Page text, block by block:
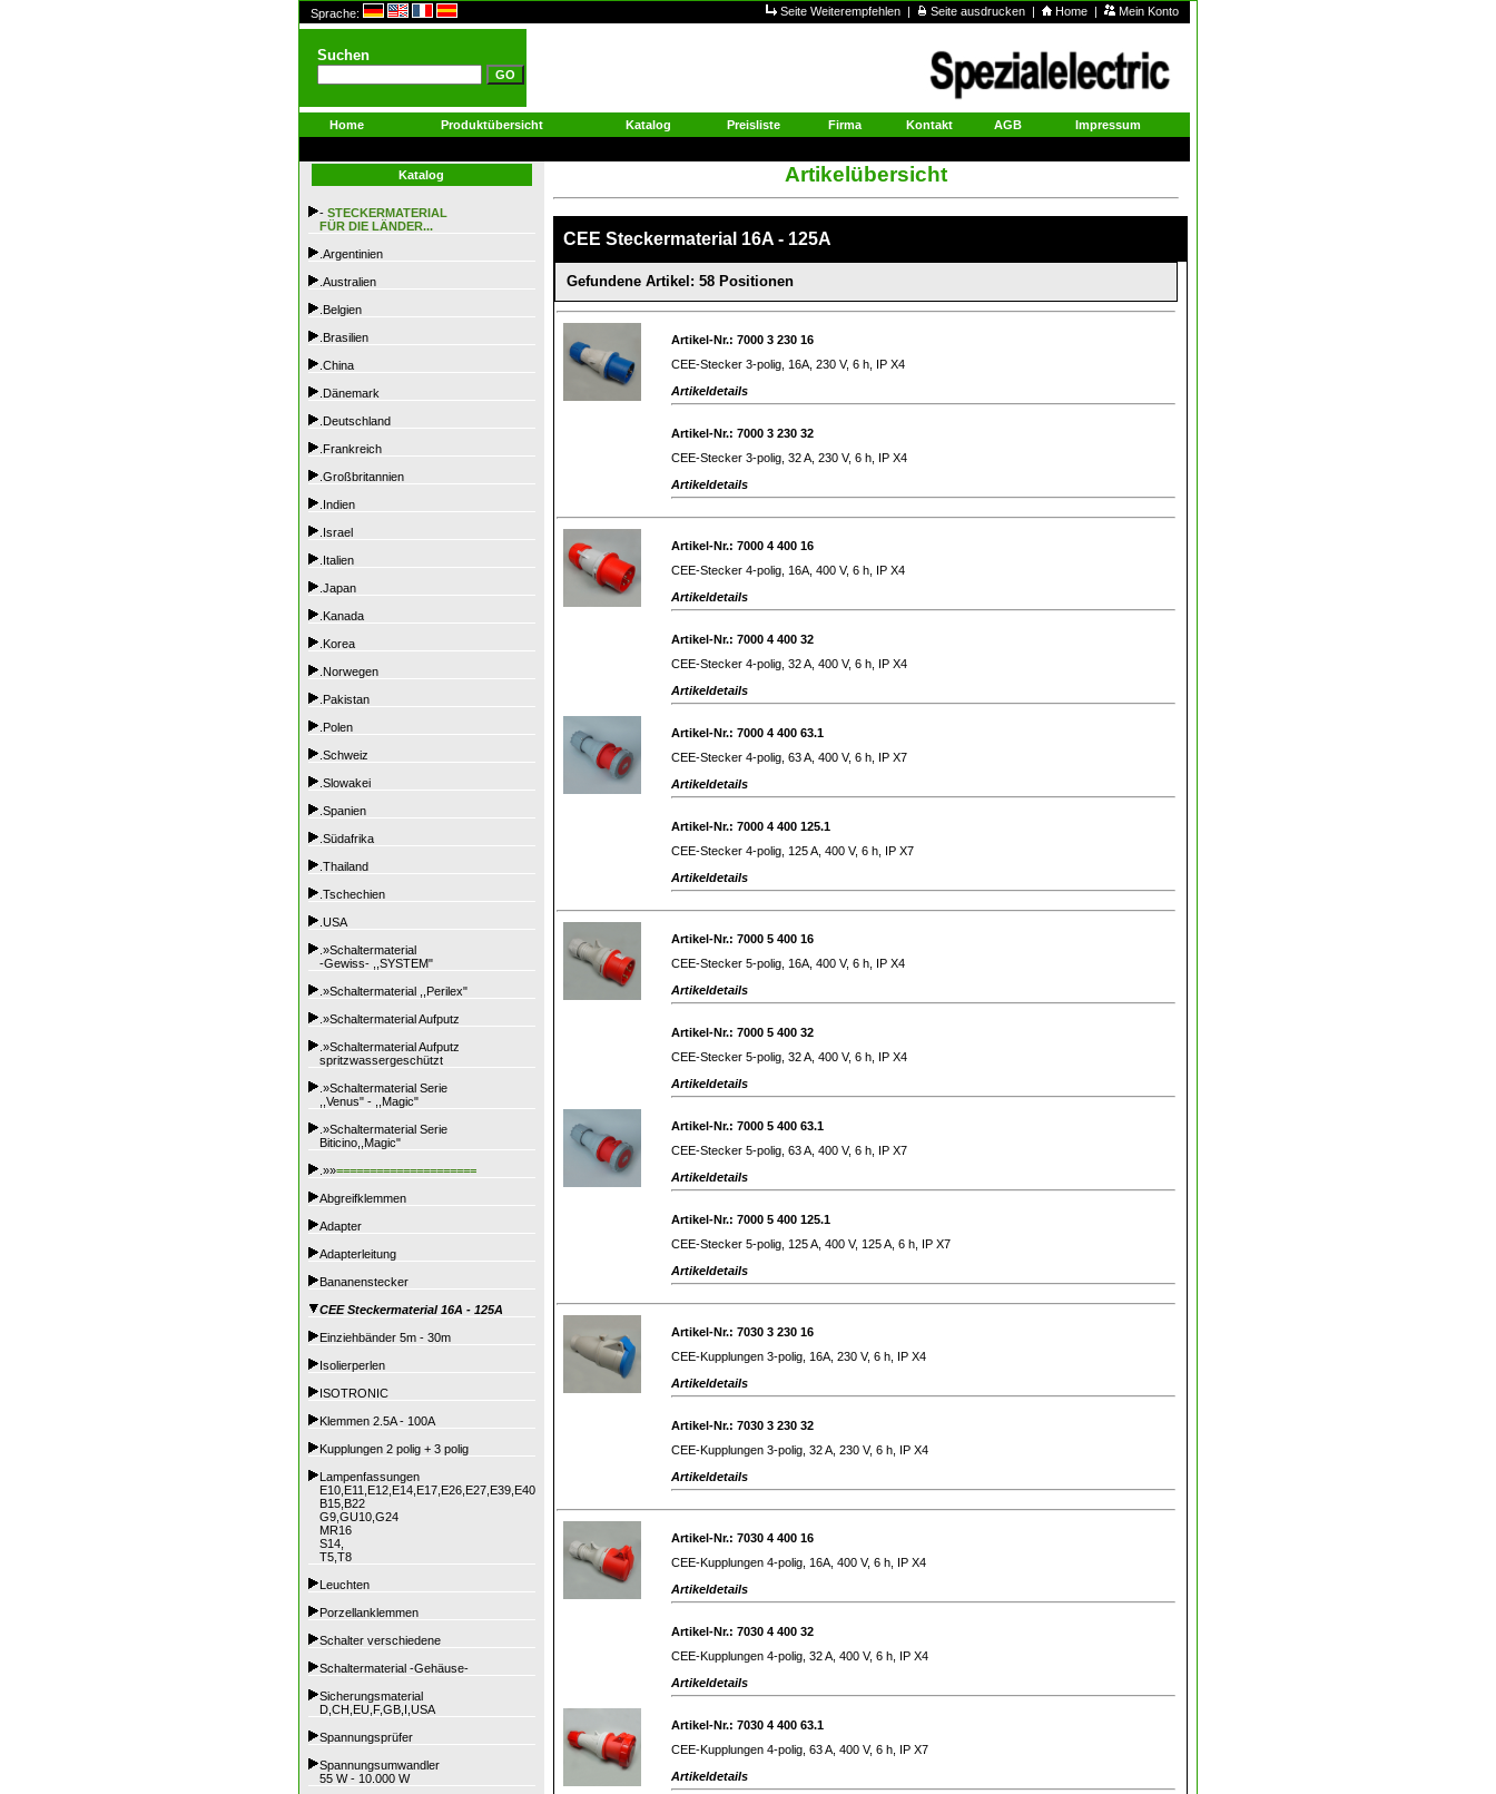
Sprache: Seite Weiterempfehlen | Seite ausdrucken | Home | Mein Konto
Suchen
Home Produktübersicht Katalog Preisliste Firma Kontakt AGB Impressum
Katalog
- STECKERMATERIAL
FÜR DIE LÄNDER...
.Argentinien
.Australien
.Belgien
.Brasilien
.China
.Dänemark
.Deutschland
.Frankreich
.Großbritannien
.Indien
.Israel
.Italien
.Japan
.Kanada
.Korea
.Norwegen
.Pakistan
.Polen
.Schweiz
.Slowakei
.Spanien
.Südafrika
.Thailand
.Tschechien
.USA
.»Schaltermaterial
-Gewiss- ,,SYSTEM"
.»Schaltermaterial ,,Perilex"
.»Schaltermaterial Aufputz
.»Schaltermaterial Aufputz
spritzwassergeschützt
.»Schaltermaterial Serie
,,Venus" - ,,Magic"
.»Schaltermaterial Serie
Biticino,,Magic"
.»»=====================
Abgreifklemmen
Adapter
Adapterleitung
Bananenstecker
CEE Steckermaterial 16A - 125A
Einziehbänder 5m - 30m
Isolierperlen
ISOTRONIC
Klemmen 2.5A - 100A
Kupplungen 2 polig + 3 polig
Lampenfassungen
E10,E11,E12,E14,E17,E26,E27,E39,E40
B15,B22
G9,GU10,G24
MR16
S14,
T5,T8
Leuchten
Porzellanklemmen
Schalter verschiedene
Schaltermaterial -Gehäuse-
Sicherungsmaterial
D,CH,EU,F,GB,I,USA
Spannungsprüfer
Spannungsumwandler
55 W - 10.000 W
Artikelübersicht
CEE Steckermaterial 16A - 125A
Gefundene Artikel: 58 Positionen
Artikel-Nr.: 7000 3 230 16
CEE-Stecker 3-polig, 16A, 230 V, 6 h, IP X4
Artikeldetails
Artikel-Nr.: 7000 3 230 32
CEE-Stecker 3-polig, 32 A, 230 V, 6 h, IP X4
Artikeldetails
Artikel-Nr.: 7000 4 400 16
CEE-Stecker 4-polig, 16A, 400 V, 6 h, IP X4
Artikeldetails
Artikel-Nr.: 7000 4 400 32
CEE-Stecker 4-polig, 32 A, 400 V, 6 h, IP X4
Artikeldetails
Artikel-Nr.: 7000 4 400 63.1
CEE-Stecker 4-polig, 63 A, 400 V, 6 h, IP X7
Artikeldetails
Artikel-Nr.: 7000 4 400 125.1
CEE-Stecker 4-polig, 125 A, 400 V, 6 h, IP X7
Artikeldetails
Artikel-Nr.: 7000 5 400 16
CEE-Stecker 5-polig, 16A, 400 V, 6 h, IP X4
Artikeldetails
Artikel-Nr.: 7000 5 400 32
CEE-Stecker 5-polig, 32 A, 400 V, 6 h, IP X4
Artikeldetails
Artikel-Nr.: 7000 5 400 63.1
CEE-Stecker 5-polig, 63 A, 400 V, 6 h, IP X7
Artikeldetails
Artikel-Nr.: 7000 5 400 125.1
CEE-Stecker 5-polig, 125 A, 400 V, 125 A, 6 h, IP X7
Artikeldetails
Artikel-Nr.: 7030 3 230 16
CEE-Kupplungen 3-polig, 16A, 230 V, 6 h, IP X4
Artikeldetails
Artikel-Nr.: 7030 3 230 32
CEE-Kupplungen 3-polig, 32 A, 230 V, 6 h, IP X4
Artikeldetails
Artikel-Nr.: 7030 4 400 16
CEE-Kupplungen 4-polig, 16A, 400 V, 6 h, IP X4
Artikeldetails
Artikel-Nr.: 7030 4 400 32
CEE-Kupplungen 4-polig, 32 A, 400 V, 6 h, IP X4
Artikeldetails
Artikel-Nr.: 7030 4 400 63.1
CEE-Kupplungen 4-polig, 63 A, 400 V, 6 h, IP X7
Artikeldetails